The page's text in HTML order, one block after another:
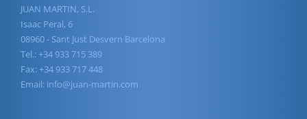
JUAN MARTIN, S.L.
Isaac Peral, 6
08960 - Sant Just Desvern Barcelona
Tel.: +34 933 715 389
Fax: +34 933 717 448
Email: info@juan-martin.com